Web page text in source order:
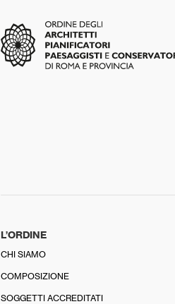
L’ORDINE
CHI SIAMO
COMPOSIZIONE
SOGGETTI ACCREDITATI